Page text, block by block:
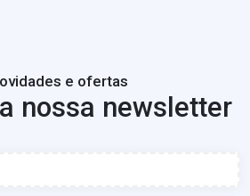
e ofertas
nossa newsletter